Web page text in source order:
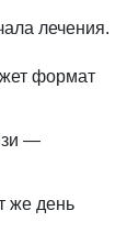
лечения.
формат
—
же день